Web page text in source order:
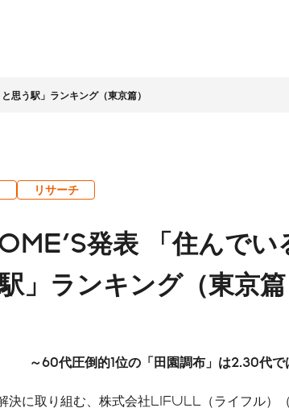
LIFULLアジェンダ
数字で見る
LIFULL
グループ
ソーシャルメディアガイ
株主総会
アニュアルレポート
について 中期経営計画 事業概況
せ
営
クホルダーエンゲージメ
人材
経営理念の実現と企
業文化
個人への投資
ンス
コンプ
（企業倫
地域・社
う駅」ランキング（東京篇）
リサーチ
発表 「住んでい
」ランキング（東京篇
～60代圧倒的1位の「田園調布」は2.30代で
決に取り組む、株式会社LIFULL（ライフル）